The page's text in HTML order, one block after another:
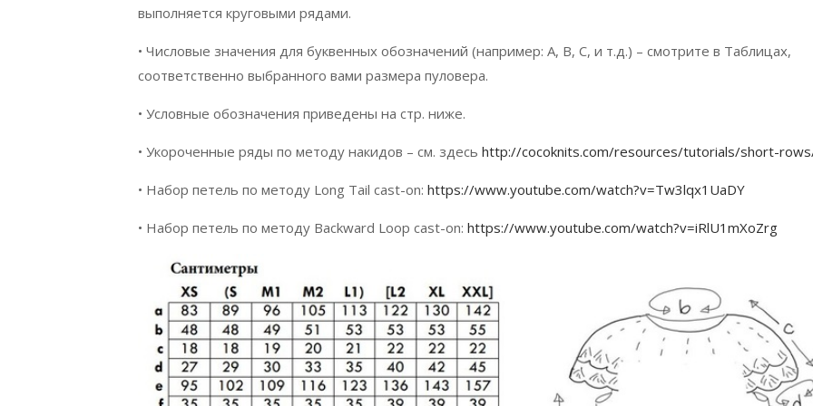
выполняется круговыми рядами.
• Числовые значения для буквенных обозначений (например: A, B, C, и т.д.) – смотрите в Таблицах,
соответственно выбранного вами размера пуловера.
• Условные обозначения приведены на стр. ниже.
• Укороченные ряды по методу накидов – см. здесь http://cocoknits.com/resources/tutorials/short-
• Набор петель по методу Long Tail cast-on: https://www.youtube.com/watch?v=Tw3lqx1UaDY
• Набор петель по методу Backward Loop cast-on: https://www.youtube.com/watch?v=iRlU1mXoZrg